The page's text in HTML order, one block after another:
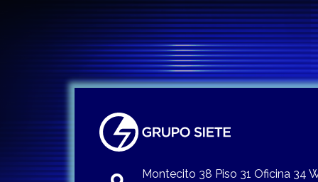
Montecito 38 Piso 31 Oficina 34